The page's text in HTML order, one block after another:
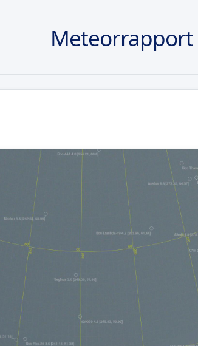
Meteorrapport